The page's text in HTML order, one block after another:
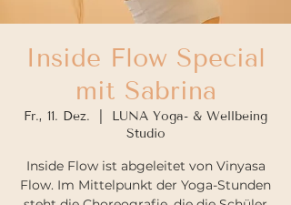
Inside Flow Special
mit Sabrina
Fr., 11. Dez.
LUNA Yoga- & Wellbeing
Studio
Inside Flow ist abgeleitet von Vinyasa
Flow. Im Mittelpunkt der Yoga-Stunden